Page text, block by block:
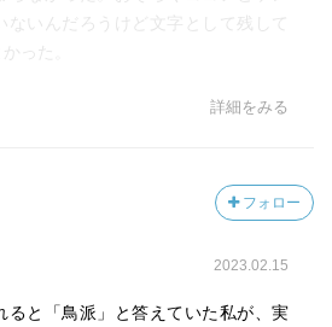
ないんだろうけど文字として残して
った。
詳細をみる
フォロー
2023.02.15
ると「鳥派」と答えていた私が、実